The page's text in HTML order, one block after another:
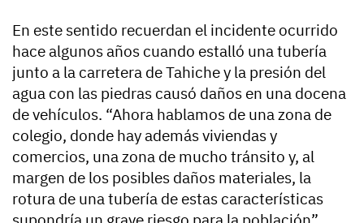
En este sentido recuerdan el incidente ocurrido
hace algunos años cuando estalló una tubería
junto a la carretera de Tahiche y la presión del
agua con las piedras causó daños en una docena
de vehículos. “Ahora hablamos de una zona de
colegio, donde hay además viviendas y
comercios, una zona de mucho tránsito y, al
margen de los posibles daños materiales, la
rotura de una tubería de estas características